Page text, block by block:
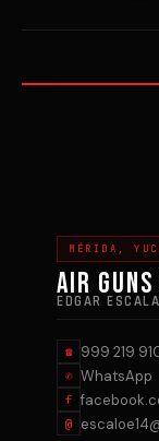
MÉRIDA,
AIR
EDGAR
☎ 999 219
✆ WhatsApp
f
@